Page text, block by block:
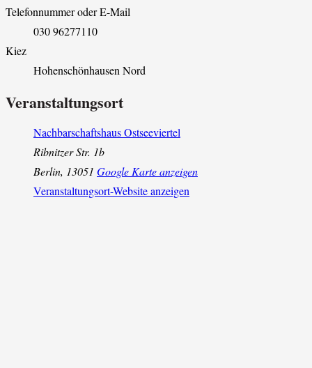
Telefonnummer oder E-Mail
030 96277110
Kiez
Hohenschönhausen Nord
Veranstaltungsort
Nachbarschaftshaus Ostseeviertel
Ribnitzer Str. 1b
Berlin, 13051 Google Karte anzeigen
Veranstaltungsort-Website anzeigen